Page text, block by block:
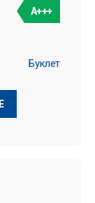
A+++
Буклет